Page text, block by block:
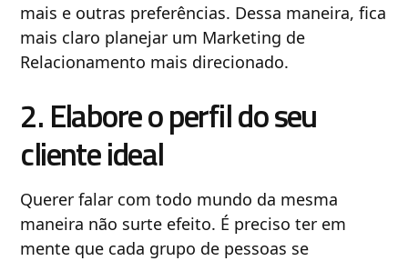
mais e outras preferências. Dessa maneira, fica
mais claro planejar um Marketing de
Relacionamento mais direcionado.
2. Elabore o perfil do seu
cliente ideal
Querer falar com todo mundo da mesma
maneira não surte efeito. É preciso ter em
mente que cada grupo de pessoas se